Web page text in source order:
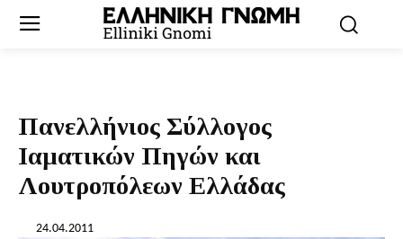
Πανελλήνιος Σύλλογος
Ιαματικών Πηγών και
Λουτροπόλεων Ελλάδας
24.04.2011